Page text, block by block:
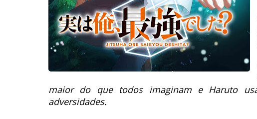
maior do que todos imaginam e Haruto
adversidades.